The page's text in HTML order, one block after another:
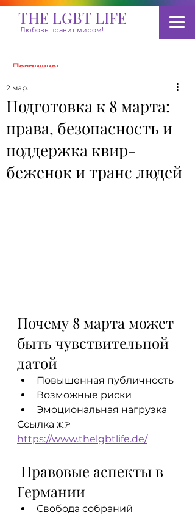
THE LGBT LIFE
Любовь правит миром!
Подпишись
Пожертвовать
Подготовка к 8 марта:
права, безопасность и
поддержка квир-
беженок и транс людей
2 мар.
Почему 8 марта может
быть чувствительной
датой
Повышенная публичность
Возможные риски
Эмоциональная нагрузка
Ссылка :👉
https://www.thelgbtlife.de/
Германии
Свобода собраний